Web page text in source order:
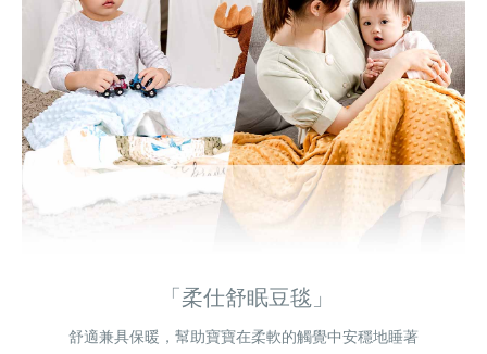
「柔仕舒眠豆毯」
舒適兼具保暖，幫助寶寶在柔軟的觸覺中安穩地睡著